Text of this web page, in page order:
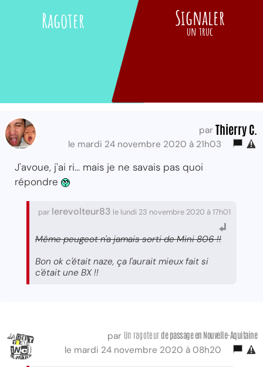
Ragoter Signaler
un truc
par Thierry C.
le mardi 24 novembre 2020 à 21h03
J'avoue, j'ai ri... mais je ne savais pas quoi
répondre
par lerevolteur83 le lundi 23 novembre 2020 à 17h01
Même peugeot n'a jamais sorti de Mini 806 !!
Bon ok c'était naze, ça l'aurait mieux fait si
c'était une BX !!
par Un ragoteur de passageen Nouvelle-Aquitaine
le mardi 24 novembre 2020 à 08h20